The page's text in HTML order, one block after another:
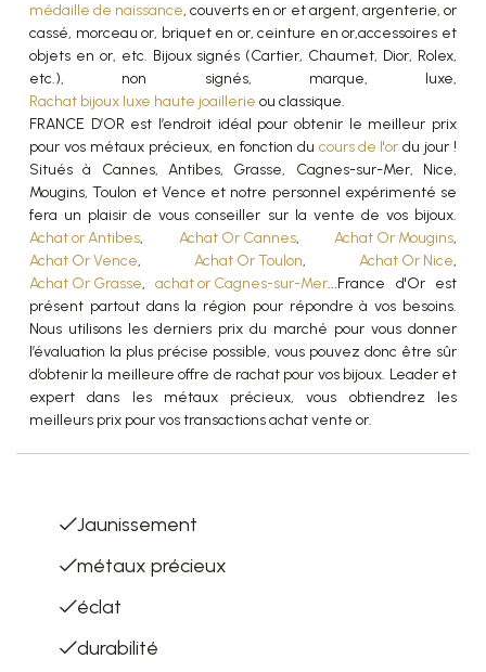
médaille de naissance, couverts en or et argent, argenterie, or
cassé, morceau or, briquet en or, ceinture en or,accessoires et
objets en or, etc. Bijoux signés (Cartier, Chaumet, Dior, Rolex,
etc.), non signés, marque, luxe,
Rachat bijoux luxe haute joaillerie ou classique.
FRANCE D’OR est l’endroit idéal pour obtenir le meilleur prix
pour vos métaux précieux, en fonction du cours de l'or du jour !
Situés à Cannes, Antibes, Grasse, Cagnes-sur-Mer, Nice,
Mougins, Toulon et Vence et notre personnel expérimenté se
fera un plaisir de vous conseiller sur la vente de vos bijoux.
Achat or Antibes, Achat Or Cannes, Achat Or Mougins,
Achat Or Vence, Achat Or Toulon, Achat Or Nice,
Achat Or Grasse,achat or Cagnes-sur-Mer...France d'Or est
présent partout dans la région pour répondre à vos besoins.
Nous utilisons les derniers prix du marché pour vous donner
l’évaluation la plus précise possible, vous pouvez donc être sûr
d’obtenir la meilleure offre de rachat pour vos bijoux. Leader et
expert dans les métaux précieux, vous obtiendrez les
meilleurs prix pour vos transactions achat vente or.
Jaunissement
métaux précieux
éclat
durabilité